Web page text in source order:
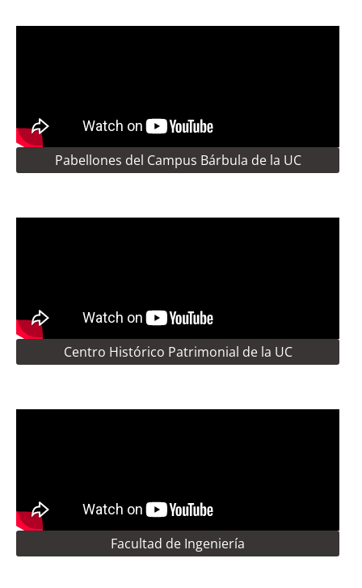
Pabellones del Campus Bárbula de la UC
Centro Histórico Patrimonial de la UC
Facultad de Ingeniería